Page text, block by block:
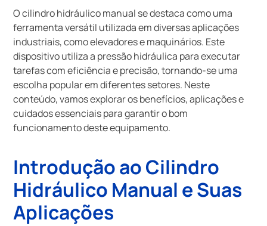
O cilindro hidráulico manual se destaca como uma
ferramenta versátil utilizada em diversas aplicações
industriais, como elevadores e maquinários. Este
dispositivo utiliza a pressão hidráulica para executar
tarefas com eficiência e precisão, tornando-se uma
escolha popular em diferentes setores. Neste
conteúdo, vamos explorar os benefícios, aplicações e
cuidados essenciais para garantir o bom
funcionamento deste equipamento.
Introdução ao Cilindro
Hidráulico Manual e Suas
Aplicações